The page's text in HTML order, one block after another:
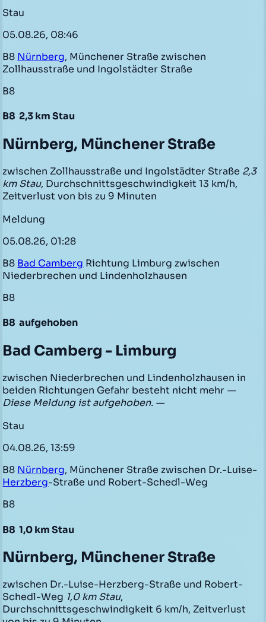
Stau
05.08.26, 08:46
B8 Nürnberg, Münchener Straße zwischen
Zollhausstraße und Ingolstädter Straße
B8
B8 2,3 km Stau
Nürnberg, Münchener Straße
zwischen Zollhausstraße und Ingolstädter Straße 2,3
km Stau, Durchschnittsgeschwindigkeit 13 km/h,
Zeitverlust von bis zu 9 Minuten
Meldung
05.08.26, 01:28
B8 Bad Camberg Richtung Limburg zwischen
Niederbrechen und Lindenholzhausen
B8
B8 aufgehoben
Bad Camberg - Limburg
zwischen Niederbrechen und Lindenholzhausen in
beiden Richtungen Gefahr besteht nicht mehr —
Diese Meldung ist aufgehoben. —
Stau
04.08.26, 13:59
B8 Nürnberg, Münchener Straße zwischen Dr.-Luise-
Herzberg-Straße und Robert-Schedl-Weg
B8
B8 1,0 km Stau
Nürnberg, Münchener Straße
zwischen Dr.-Luise-Herzberg-Straße und Robert-
Schedl-Weg 1,0 km Stau,
Durchschnittsgeschwindigkeit 6 km/h, Zeitverlust